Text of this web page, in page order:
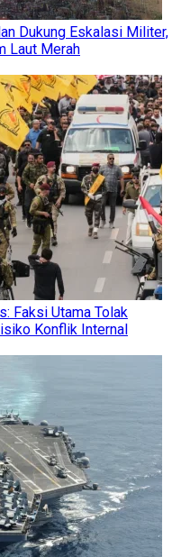
Dukung Eskalasi Militer,
Laut Merah
Faksi Utama Tolak
Konflik Internal